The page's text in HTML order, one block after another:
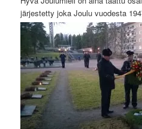
järjestetty joka Joulu vuodesta